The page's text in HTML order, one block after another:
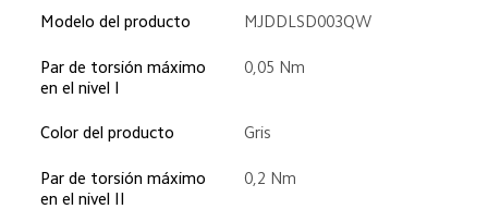
Modelo del producto MJDDLSD003QW
Par de torsión máximo
en el nivel I
0,05 Nm
Color del producto Gris
Par de torsión máximo
en el nivel II
0,2 Nm